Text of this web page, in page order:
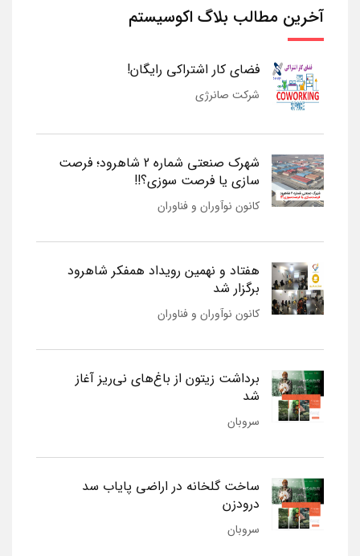
آخرین مطالب بلاگ اکوسیستم
فضای کار اشتراکی رایگان!
شرکت صانرژی
شهرک صنعتی شماره 2 شاهرود؛ فرصت
سازی یا فرصت سوزی؟!!
کانون نوآوران و فناوران
هفتاد و نهمین رویداد همفکر شاهرود
برگزار شد
کانون نوآوران و فناوران
برداشت زیتون از باغ‌های نی‌ریز آغاز
شد
سروبان
ساخت گلخانه در اراضی پایاب سد
درودزن
سروبان